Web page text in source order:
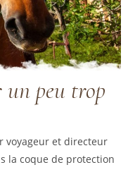
un peu trop
voyageur et directeur
la coque de protection